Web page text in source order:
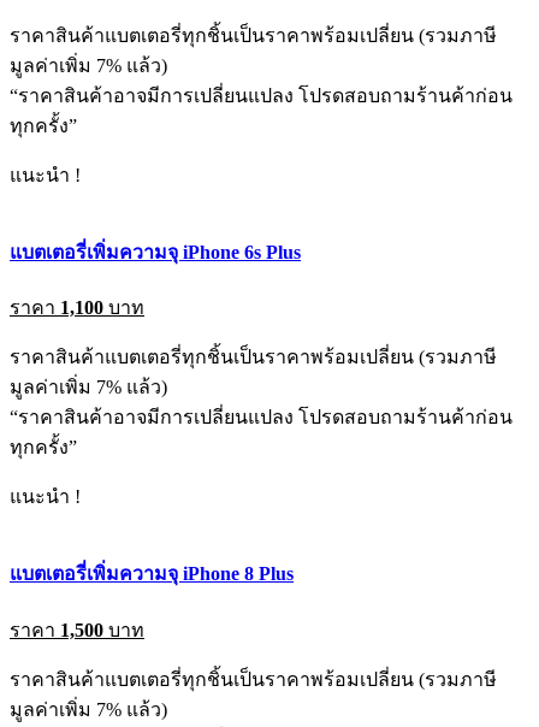
ราคาสินค้าแบตเตอรี่ทุกชิ้นเป็นราคาพร้อมเปลี่ยน (รวมภาษี
มูลค่าเพิ่ม 7% แล้ว)
“ราคาสินค้าอาจมีการเปลี่ยนแปลง โปรดสอบถามร้านค้าก่อน
ทุกครั้ง”
แนะนำ !
แบตเตอรี่เพิ่มความจุ iPhone 6s Plus
ราคา 1,100 บาท
ราคาสินค้าแบตเตอรี่ทุกชิ้นเป็นราคาพร้อมเปลี่ยน (รวมภาษี
มูลค่าเพิ่ม 7% แล้ว)
“ราคาสินค้าอาจมีการเปลี่ยนแปลง โปรดสอบถามร้านค้าก่อน
ทุกครั้ง”
แนะนำ !
แบตเตอรี่เพิ่มความจุ iPhone 8 Plus
ราคา 1,500 บาท
ราคาสินค้าแบตเตอรี่ทุกชิ้นเป็นราคาพร้อมเปลี่ยน (รวมภาษี
มูลค่าเพิ่ม 7% แล้ว)